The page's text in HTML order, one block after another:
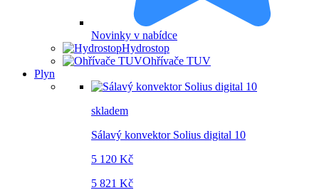
Novinky v nabídce
Hydrostop
Ohřívače TUV
Plyn
skladem
Sálavý konvektor Solius digital 10
5 120 Kč
5 821 Kč